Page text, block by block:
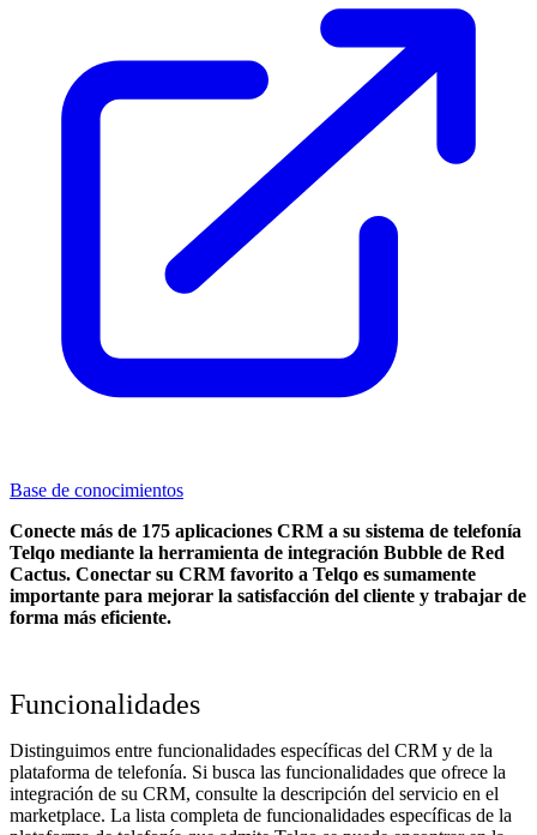
Base de conocimientos
Conecte más de 175 aplicaciones CRM a su sistema de telefonía
Telqo mediante la herramienta de integración Bubble de Red
Cactus. Conectar su CRM favorito a Telqo es sumamente
importante para mejorar la satisfacción del cliente y trabajar de
forma más eficiente.
Funcionalidades
Distinguimos entre funcionalidades específicas del CRM y de la
plataforma de telefonía. Si busca las funcionalidades que ofrece la
integración de su CRM, consulte la descripción del servicio en el
marketplace. La lista completa de funcionalidades específicas de la